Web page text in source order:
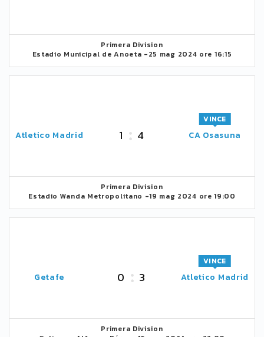
Primera Division
Estadio Municipal de Anoeta -25 mag 2024 ore 16:15
Atletico Madrid 1 4 CA Osasuna
VINCE
Primera Division
Estadio Wanda Metropolitano -19 mag 2024 ore 19:00
Getafe 0 3 Atletico Madrid
VINCE
Primera Division